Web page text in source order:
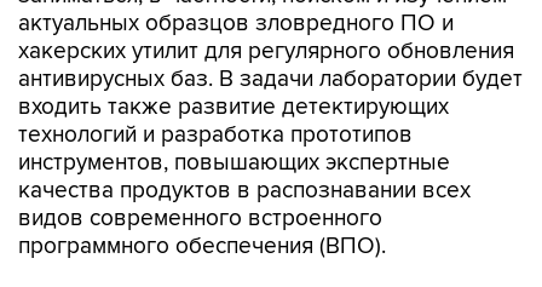
антивирусных баз. В задачи лаборатории будет
входить также развитие детектирующих
технологий и разработка прототипов
инструментов, повышающих экспертные
качества продуктов в распознавании всех
видов современного встроенного
программного обеспечения (ВПО).
"Планируем расширение команды разработки